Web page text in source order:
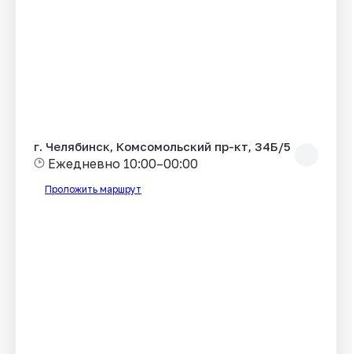
г. Челябинск, Комсомольский пр-кт, 34Б/5
Ежедневно 10:00–00:00
Проложить маршрут